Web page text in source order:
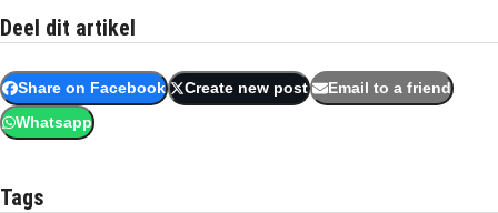
Deel dit artikel
Share on Facebook Create new post Email to a friend
Whatsapp
Tags